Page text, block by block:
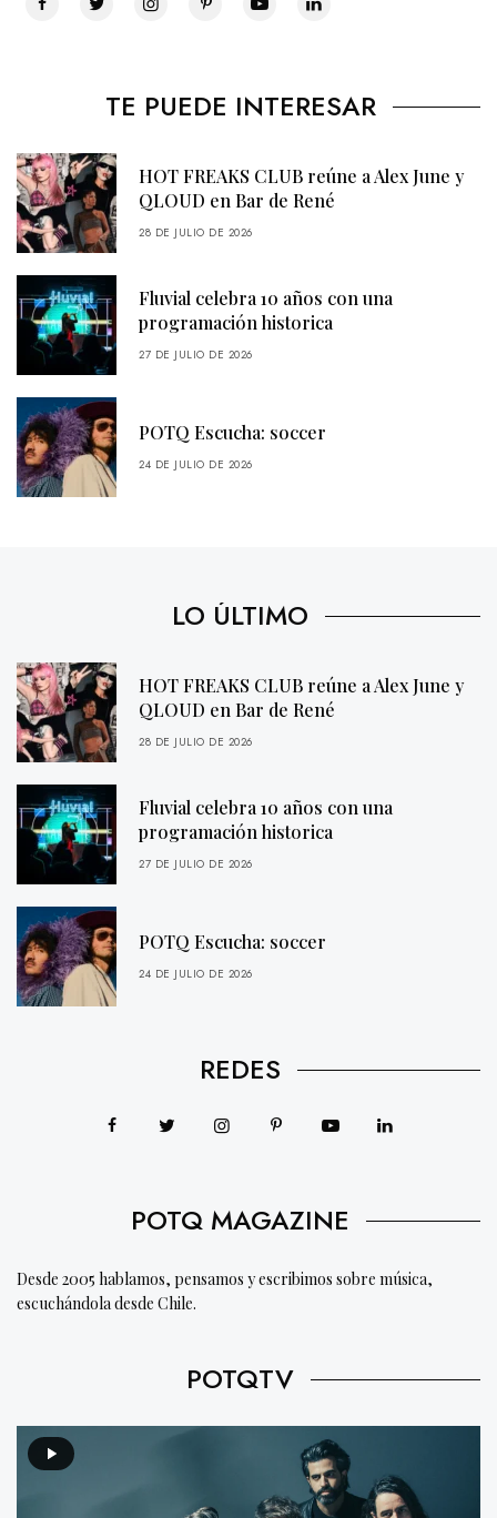
TE PUEDE INTERESAR
HOT FREAKS CLUB reúne a Alex June y
QLOUD en Bar de René
28 DE JULIO DE 2026
Fluvial celebra 10 años con una
programación historica
27 DE JULIO DE 2026
POTQ Escucha: soccer
24 DE JULIO DE 2026
LO ÚLTIMO
HOT FREAKS CLUB reúne a Alex June y
QLOUD en Bar de René
28 DE JULIO DE 2026
Fluvial celebra 10 años con una
programación historica
27 DE JULIO DE 2026
POTQ Escucha: soccer
24 DE JULIO DE 2026
REDES
POTQ MAGAZINE
Desde 2005 hablamos, pensamos y escribimos sobre música,
escuchándola desde Chile.
POTQTV